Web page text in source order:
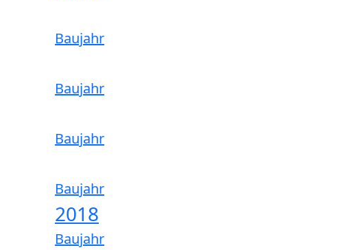
Baujahr
Baujahr
Baujahr
Baujahr
2018
Baujahr